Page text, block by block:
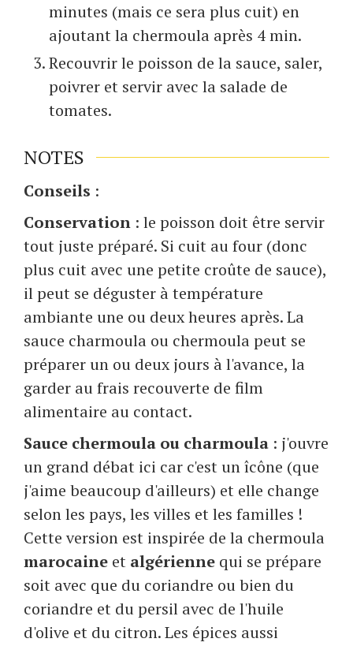
minutes (mais ce sera plus cuit) en
ajoutant la chermoula après 4 min.
Recouvrir le poisson de la sauce, saler,
poivrer et servir avec la salade de
tomates.
NOTES
Conseils :
Conservation : le poisson doit être servir
tout juste préparé. Si cuit au four (donc
plus cuit avec une petite croûte de sauce),
il peut se déguster à température
ambiante une ou deux heures après. La
sauce charmoula ou chermoula peut se
préparer un ou deux jours à l'avance, la
garder au frais recouverte de film
alimentaire au contact.
Sauce chermoula ou charmoula : j'ouvre
un grand débat ici car c'est un îcône (que
j'aime beaucoup d'ailleurs) et elle change
selon les pays, les villes et les familles !
Cette version est inspirée de la chermoula
marocaine et algérienne qui se prépare
soit avec que du coriandre ou bien du
coriandre et du persil avec de l'huile
d'olive et du citron. Les épices aussi